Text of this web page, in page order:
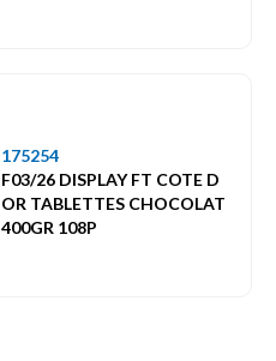
175254
F03/26 DISPLAY FT COTE D
OR TABLETTES CHOCOLAT
400GR 108P